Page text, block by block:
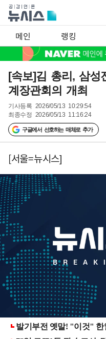
메인 랭킹
[속보]김 총리, 삼성
계장관회의 개최
기사등록 2026/05/13 10:29:54
최종수정 2026/05/13 11:16:24
구글에서 선호하는 매체로 추가
[서울=뉴시스]